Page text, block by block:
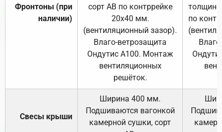
Фронтоны (при
наличии)
сорт АВ по контррейке
20х40 мм.
(вентиляционный зазор).
Влаго-ветрозащита
Ондутис А100. Монтаж
вентиляционных
решёток.
по
Свесы крыши
Ширина 400 мм.
Подшиваются вагонкой
камерной сушки, сорт